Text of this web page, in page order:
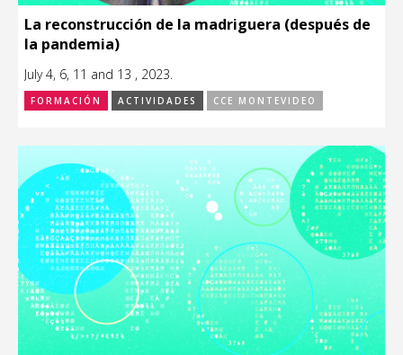
La reconstrucción de la madriguera (después de
la pandemia)
July 4, 6, 11 and 13 , 2023.
FORMACIÓN ACTIVIDADES CCE MONTEVIDEO